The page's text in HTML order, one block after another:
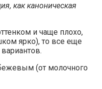
как каноническая
и чаще плохо,
ярко), то все еще
(от молочного